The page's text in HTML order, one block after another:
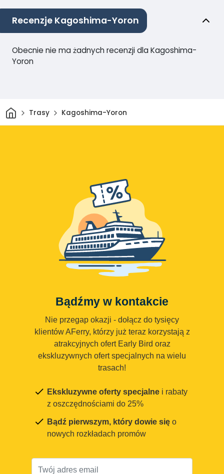
Recenzje Kagoshima-Yoron
Obecnie nie ma żadnych recenzji dla Kagoshima-
Yoron
DomTrasy Kagoshima-Yoron
Bądźmy w kontakcie
Nie przegap okazji - dołącz do tysięcy
klientów AFerry, którzy już teraz korzystają z
atrakcyjnych ofert Early Bird oraz
ekskluzywnych ofert specjalnych na wielu
trasach!
Ekskluzywne oferty specjalne i rabaty
z oszczędnościami do 25%
Bądź pierwszym, który dowie się o
nowych rozkładach promów